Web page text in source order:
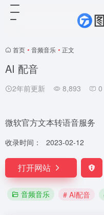
首页 • 音频音乐 • 正文
AI 配音
2年前更新 8,893 0
微软官方文本转语音服务
收录时间： 2023-02-12
打开网站
音频音乐 # AI配音